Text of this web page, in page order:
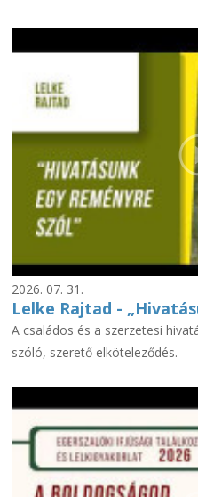
2026. 07. 31.
Lelke Rajtad -
A családos és a szerzetesi
szóló, szerető elköteleződés.